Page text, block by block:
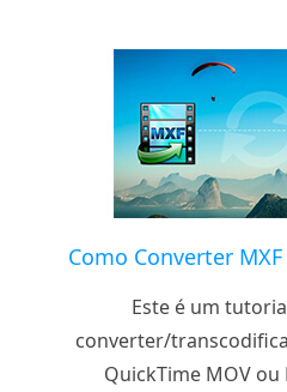
Como Converter
Este é um
converter/
QuickTime MOV ou